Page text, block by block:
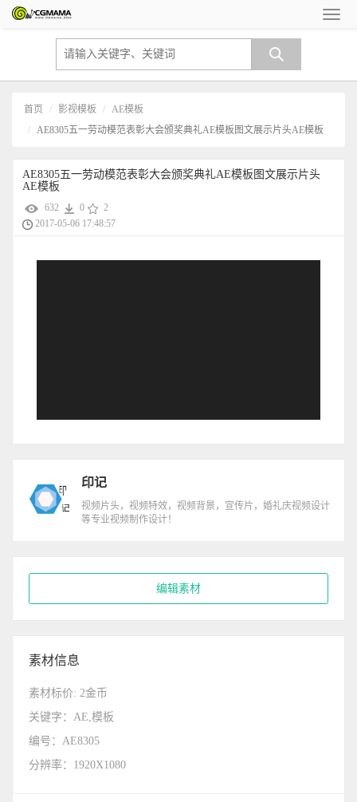
首页 影视模板
AE模板
AE8305五一劳动模范表彰大会颁奖典礼AE模板图文展示片头AE模板
AE8305五一劳动模范表彰大会颁奖典礼AE模板图文展示片头
AE模板
632 0
2
2017-05-06 17:48:57
印记
视频片头，视频特效，视频背景，宣传片，婚礼庆视频设计
等专业视频制作设计！
编辑素材
素材信息
素材标价: 2金币
关键字：AE,模板
编号：AE8305
分辨率：1920X1080